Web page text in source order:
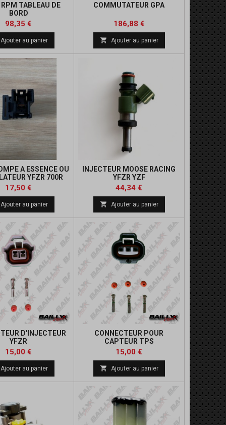
TABLEAU DE
BORD
Prix
98,35 €
Ajouter au panier
COMMUTATEUR GPA
Prix
186,88 €
 Ajouter au panier
A ESSENCE OU
YFZR 700R
Prix
17,50 €
Ajouter au panier
INJECTEUR MOOSE RACING
YFZR YZF
Prix
44,34 €
 Ajouter au panier
D'INJECTEUR
YFZR
Prix
15,00 €
Ajouter au panier
CONNECTEUR POUR
CAPTEUR TPS
Prix
15,00 €
 Ajouter au panier